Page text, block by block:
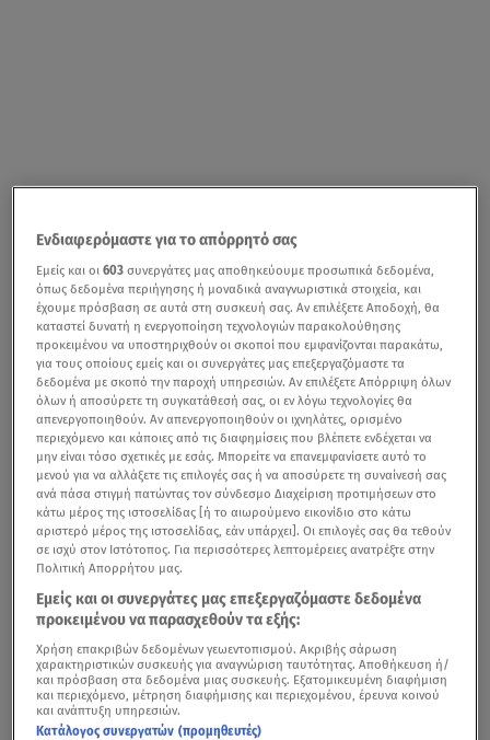
Όσα είπε ο Αλκιβιάδης Βατόπουλος στο star.gr
Αυστηρότερα μέτρα για τον περιορισμό της εξάπλωσης
του κορωνοϊούεξετάζει η κυβέρνηση, καθώς υψηλός
παραμένει ο αριθμός των
και μπήκαμε στην τρίτη εβδομάδα σκληρού lockdown.
Την ίδια ώρα που το Εθνικό Σύστημα Υγείας δοκιμάζεται
και ελάχιστες είναι οι διαθέσιμες κλίνες ΜΕΘ στα
νοσοκομεία της περιφέρειας, δεδομένη θεωρείται η
παράταση των μέτρων περιορισμού.
Ενδιαφερόμαστε για το απόρρητό σας
Εμείς και οι603 συνεργάτες μας αποθηκεύουμε προσωπικά δεδομένα,
όπως δεδομένα περιήγησης ή μοναδικά αναγνωριστικά στοιχεία, και
έχουμε πρόσβαση σε αυτά στη συσκευή σας. Αν επιλέξετε Αποδοχή, θα
καταστεί δυνατή η ενεργοποίηση τεχνολογιών παρακολούθησης
προκειμένου να υποστηριχθούν οι σκοποί που εμφανίζονται παρακάτω,
για τους οποίους εμείς και οι συνεργάτες μας επεξεργαζόμαστε τα
δεδομένα με σκοπό την παροχή υπηρεσιών. Αν επιλέξετε Απόρριψη όλων
όλων ή αποσύρετε τη συγκατάθεσή σας, οι εν λόγω τεχνολογίες θα
απενεργοποιηθούν. Αν απενεργοποιηθούν οι ιχνηλάτες, ορισμένο
περιεχόμενο και κάποιες από τις διαφημίσεις που βλέπετε ενδέχεται να
μην είναι τόσο σχετικές με εσάς. Μπορείτε να επανεμφανίσετε αυτό το
μενού για να αλλάξετε τις επιλογές σας ή να αποσύρετε τη συναίνεσή σας
ανά πάσα στιγμή πατώντας τον σύνδεσμο Διαχείριση προτιμήσεων στο
κάτω μέρος της ιστοσελίδας [ή το αιωρούμενο εικονίδιο στο κάτω
αριστερό μέρος της ιστοσελίδας, εάν υπάρχει]. Οι επιλογές σας θα τεθούν
σε ισχύ στον Ιστότοπος. Για περισσότερες λεπτομέρειες ανατρέξτε στην
Πολιτική Απορρήτου μας.
Εμείς και οι συνεργάτες μας επεξεργαζόμαστε δεδομένα
προκειμένου να παρασχεθούν τα εξής:
Χρήση επακριβών δεδομένων γεωεντοπισμού. Ακριβής σάρωση
χαρακτηριστικών συσκευής για αναγνώριση ταυτότητας. Αποθήκευση ή/
και πρόσβαση στα δεδομένα μιας συσκευής. Εξατομικευμένη διαφήμιση
και περιεχόμενο, μέτρηση διαφήμισης και περιεχομένου, έρευνα κοινού
και ανάπτυξη υπηρεσιών.
Κατάλογος συνεργατών (προμηθευτές)